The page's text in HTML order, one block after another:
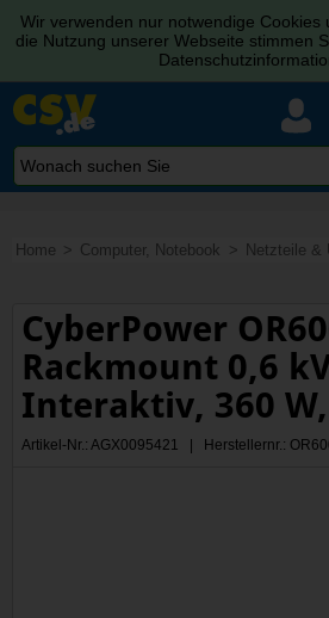
Wir verwenden nur notwendige Cookies
die Nutzung unserer Webseite stimmen
Home Computer, Notebook Netzteile &
CyberPower
Rackmount 0,6
Interaktiv, 360 W,
Artikel-Nr.: AGX0095421 | Herstellernr.: